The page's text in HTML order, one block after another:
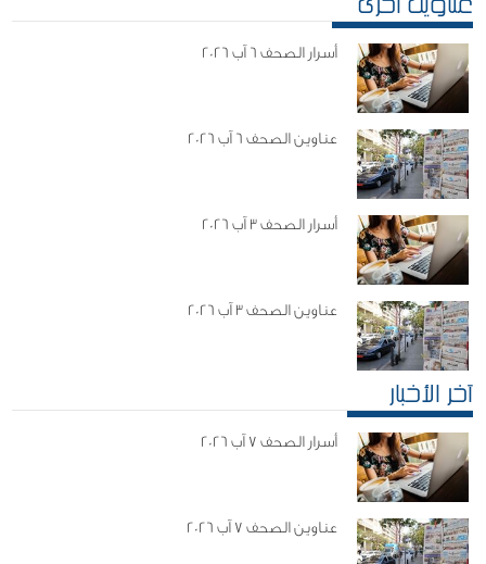
عناوين اخرى
أسرار الصحف 6 آب 2026
عناوين الصحف 6 آب 2026
أسرار الصحف 3 آب 2026
عناوين الصحف 3 آب 2026
آخر الأخبار
أسرار الصحف 7 آب 2026
عناوين الصحف 7 آب 2026